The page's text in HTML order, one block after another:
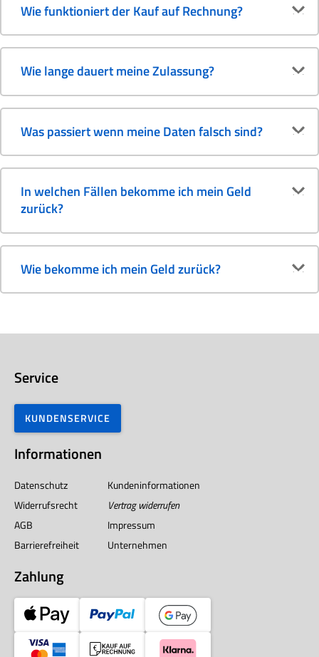
Wie funktioniert der Kauf auf Rechnung?
Wie lange dauert meine Zulassung?
Was passiert wenn meine Daten falsch sind?
In welchen Fällen bekomme ich mein Geld
zurück?
Wie bekomme ich mein Geld zurück?
Service
KUNDENSERVICE
Informationen
Datenschutz
Kundeninformationen
Widerrufsrecht
Vertrag widerrufen
AGB
Impressum
Barrierefreiheit
Unternehmen
Zahlung